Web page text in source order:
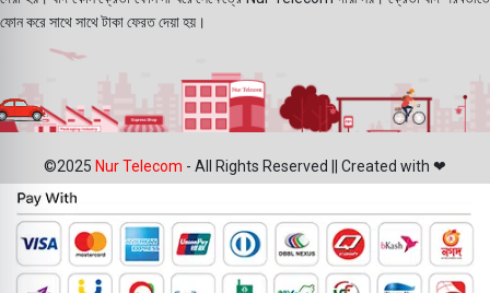
ফোন করে সাথে সাথে টাকা ফেরত দেয়া হয়।
©2025 Nur Telecom - All Rights Reserved || Created with ❤